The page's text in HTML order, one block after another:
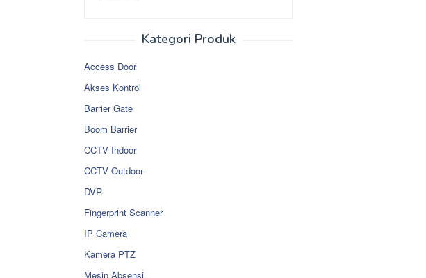
Kategori Produk
Access Door
Akses Kontrol
Barrier Gate
Boom Barrier
CCTV Indoor
CCTV Outdoor
DVR
Fingerprint Scanner
IP Camera
Kamera PTZ
Mesin Absensi